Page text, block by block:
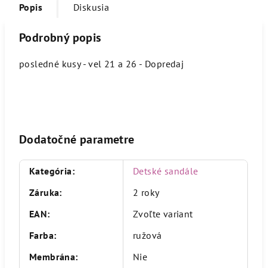
Popis Diskusia
Podrobný popis
posledné kusy - vel 21 a 26 - Dopredaj
Dodatočné parametre
Kategória:
Detské sandále
Záruka:
2 roky
EAN:
Zvoľte variant
Farba:
ružová
Membrána:
Nie